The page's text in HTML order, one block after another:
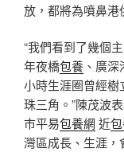
放，都將為噴鼻港
“我們看到了幾個
年夜橋包養 、廣
小時生涯圈曾經樹
珠三角。”陳茂波
市平易包養網 近
灣區成長、生涯，